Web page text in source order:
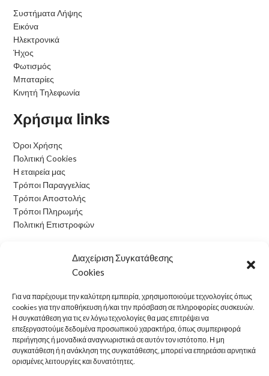
Διαχείριση Συγκατάθεσης
Cookies
Για να παρέχουμε την καλύτερη εμπειρία, χρησιμοποιούμε τεχνολογίες όπως
cookies για την αποθήκευση ή/και την πρόσβαση σε πληροφορίες συσκευών.
Η συγκατάθεση για τις εν λόγω τεχνολογίες θα μας επιτρέψει να
επεξεργαστούμε δεδομένα προσωπικού χαρακτήρα, όπως συμπεριφορά
περιήγησης ή μοναδικά αναγνωριστικά σε αυτόν τον ιστότοπο. Η μη
συγκατάθεση ή η ανάκληση της συγκατάθεσης, μπορεί να επηρεάσει αρνητικά
ορισμένες λειτουργίες και δυνατότητες.
Συστήματα Λήψης
Εικόνα
Ηλεκτρονικά
Ήχος
Φωτισμός
Μπαταρίες
Κινητή Τηλεφωνία
Χρήσιμα links
Όροι Χρήσης
Πολιτική Cookies
Η εταιρεία μας
Τρόποι Παραγγελίας
Τρόποι Αποστολής
Τρόποι Πληρωμής
Πολιτική Επιστροφών
Ωράριο Λειτουργίας
Δευτέρα: 09:00 - 15:00
Τρίτη: 09:00 - 15:00
Τετάρτη: 09:00 - 15:00
Πέμπτη: 09:00 - 15:00
Παρασκευή: 09:00 - 15:00
Σάββατο: Κλειστά
Κυριακή: Κλειστά